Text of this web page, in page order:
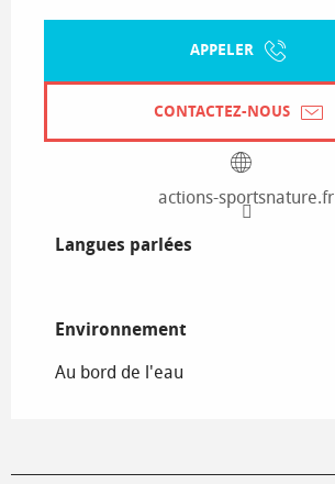
APPELER
CONTACTEZ-NOUS
actions-sportsnature.fr
Langues parlées
Langues parlées
Environnement
Environnement
Au bord de l'eau